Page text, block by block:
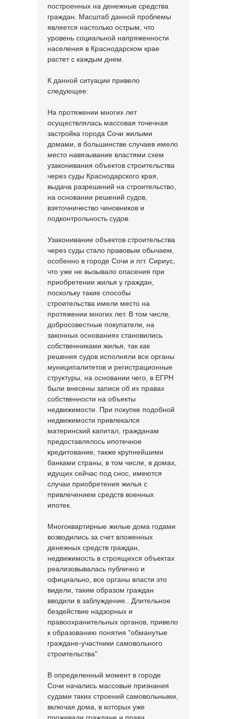
построенных на денежные средства
граждан. Масштаб данной проблемы
является настолько острым, что
уровень социальной напряженности
населения в Краснодарском крае
растет с каждым днем.
К данной ситуации привело
следующее:
На протяжении многих лет
осуществлялась массовая точечная
застройка города Сочи жилыми
домами, в большинстве случаев имело
место навязывание властями схем
узаконивания объектов строительства
через суды Краснодарского края,
выдача разрешений на строительство,
на основании решений судов,
взяточничество чиновников и
подконтрольность судов.
Узаконивание объектов строительства
через суды стало правовым обычаем,
особенно в городе Сочи и пгт. Сириус,
что уже не вызывало опасения при
приобретении жилья у граждан,
поскольку такие способы
строительства имели место на
протяжении многих лет. В том числе,
добросовестные покупатели, на
законных основаниях становились
собственниками жилья, так как
решения судов исполняли все органы
муниципалитетов и регистрационные
структуры, на основании чего, в ЕГРН
были внесены записи об их правах
собственности на объекты
недвижимости. При покупке подобной
недвижимости привлекался
материнский капитал, гражданам
предоставлялось ипотечное
кредитование, также крупнейшими
банками страны, в том числе, в домах,
идущих сейчас под снос, имеются
случаи приобретения жилья с
привлечением средств военных
ипотек.
Многоквартирные жилые дома годами
возводились за счет вложенных
денежных средств граждан,
недвижимость в строящихся объектах
реализовывалась публично и
официально, все органы власти это
видели, таким образом граждан
вводили в заблуждение.. Длительное
бездействие надзорных и
правоохранительных органов, привело
к образованию понятия "обманутые
граждане-участники самовольного
строительства".
В определенный момент в городе
Сочи начались массовые признания
судами таких строений самовольными,
включая дома, в которых уже